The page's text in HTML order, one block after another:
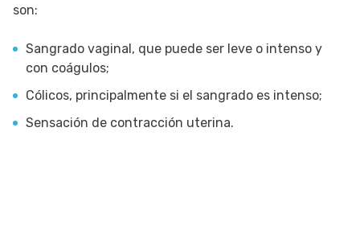
son:
Sangrado vaginal, que puede ser leve o intenso y
con coágulos;
Cólicos, principalmente si el sangrado es intenso;
Sensación de contracción uterina.